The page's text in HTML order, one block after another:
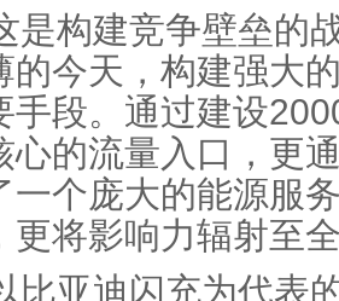
是构建竞争壁垒的
的今天，构建强大
手段。通过建设
心的流量入口，更
一个庞大的能源服
更将影响力辐射至
比亚迪闪充为代表